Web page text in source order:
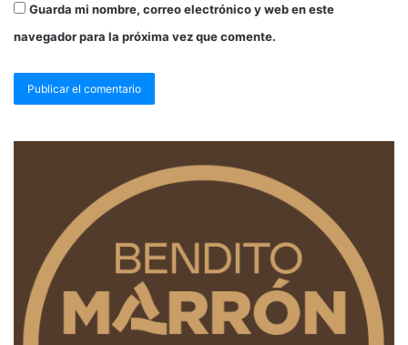
Guarda mi nombre, correo electrónico y web en este
navegador para la próxima vez que comente.